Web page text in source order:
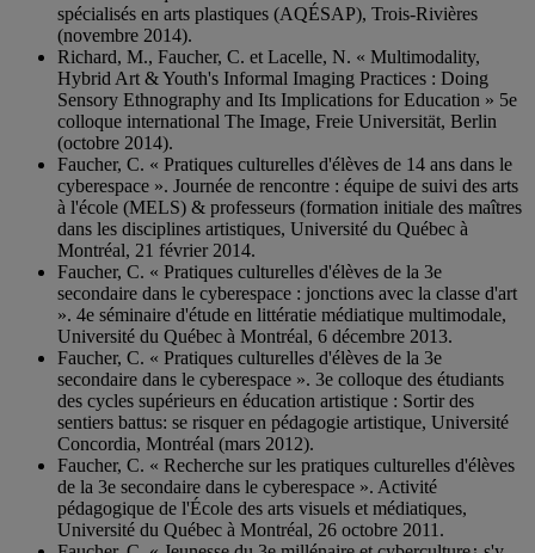
spécialisés en arts plastiques (AQÉSAP), Trois-Rivières
(novembre 2014).
Richard, M., Faucher, C. et Lacelle, N. « Multimodality,
Hybrid Art & Youth's Informal Imaging Practices : Doing
Sensory Ethnography and Its Implications for Education » 5e
colloque international The Image, Freie Universität, Berlin
(octobre 2014).
Faucher, C. « Pratiques culturelles d'élèves de 14 ans dans le
cyberespace ». Journée de rencontre : équipe de suivi des arts
à l'école (MELS) & professeurs (formation initiale des maîtres
dans les disciplines artistiques, Université du Québec à
Montréal, 21 février 2014.
Faucher, C. « Pratiques culturelles d'élèves de la 3e
secondaire dans le cyberespace : jonctions avec la classe d'art
». 4e séminaire d'étude en littératie médiatique multimodale,
Université du Québec à Montréal, 6 décembre 2013.
Faucher, C. « Pratiques culturelles d'élèves de la 3e
secondaire dans le cyberespace ». 3e colloque des étudiants
des cycles supérieurs en éducation artistique : Sortir des
sentiers battus: se risquer en pédagogie artistique, Université
Concordia, Montréal (mars 2012).
Faucher, C. « Recherche sur les pratiques culturelles d'élèves
de la 3e secondaire dans le cyberespace ». Activité
pédagogique de l'École des arts visuels et médiatiques,
Université du Québec à Montréal, 26 octobre 2011.